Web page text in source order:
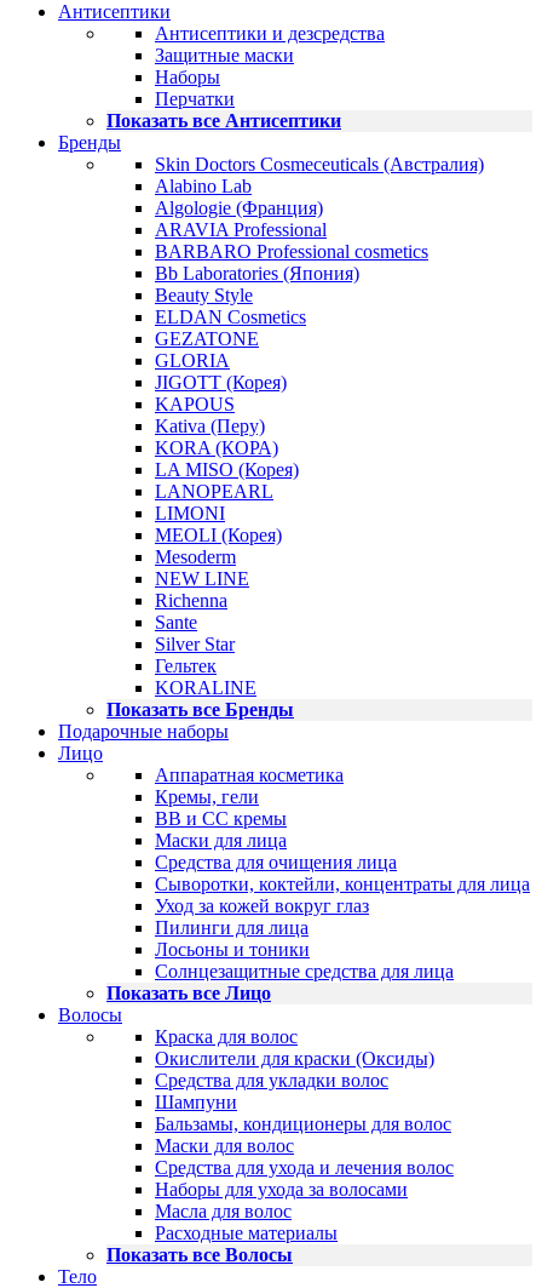
Антисептики
Антисептики и дезсредства
Защитные маски
Наборы
Перчатки
Показать все Антисептики
Бренды
Skin Doctors Cosmeceuticals (Австралия)
Alabino Lab
Algologie (Франция)
ARAVIA Professional
BARBARO Professional cosmetics
Bb Laboratories (Япония)
Beauty Style
ELDAN Cosmetics
GEZATONE
GLORIA
JIGOTT (Корея)
KAPOUS
Kativa (Перу)
KORA (КОРА)
LA MISO (Корея)
LANOPEARL
LIMONI
MEOLI (Корея)
Mesoderm
NEW LINE
Richenna
Sante
Silver Star
Гельтек
KORALINE
Показать все Бренды
Подарочные наборы
Лицо
Аппаратная косметика
Кремы, гели
BB и CC кремы
Маски для лица
Средства для очищения лица
Сыворотки, коктейли, концентраты для лица
Уход за кожей вокруг глаз
Пилинги для лица
Лосьоны и тоники
Солнцезащитные средства для лица
Показать все Лицо
Волосы
Краска для волос
Окислители для краски (Оксиды)
Средства для укладки волос
Шампуни
Бальзамы, кондиционеры для волос
Маски для волос
Средства для ухода и лечения волос
Наборы для ухода за волосами
Масла для волос
Расходные материалы
Показать все Волосы
Тело